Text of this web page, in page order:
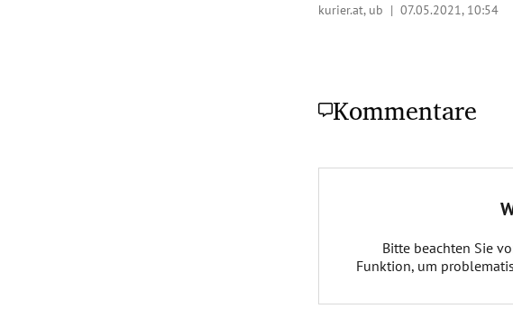
kurier.at, ub |07.05.2021, 10:54
Kommentare